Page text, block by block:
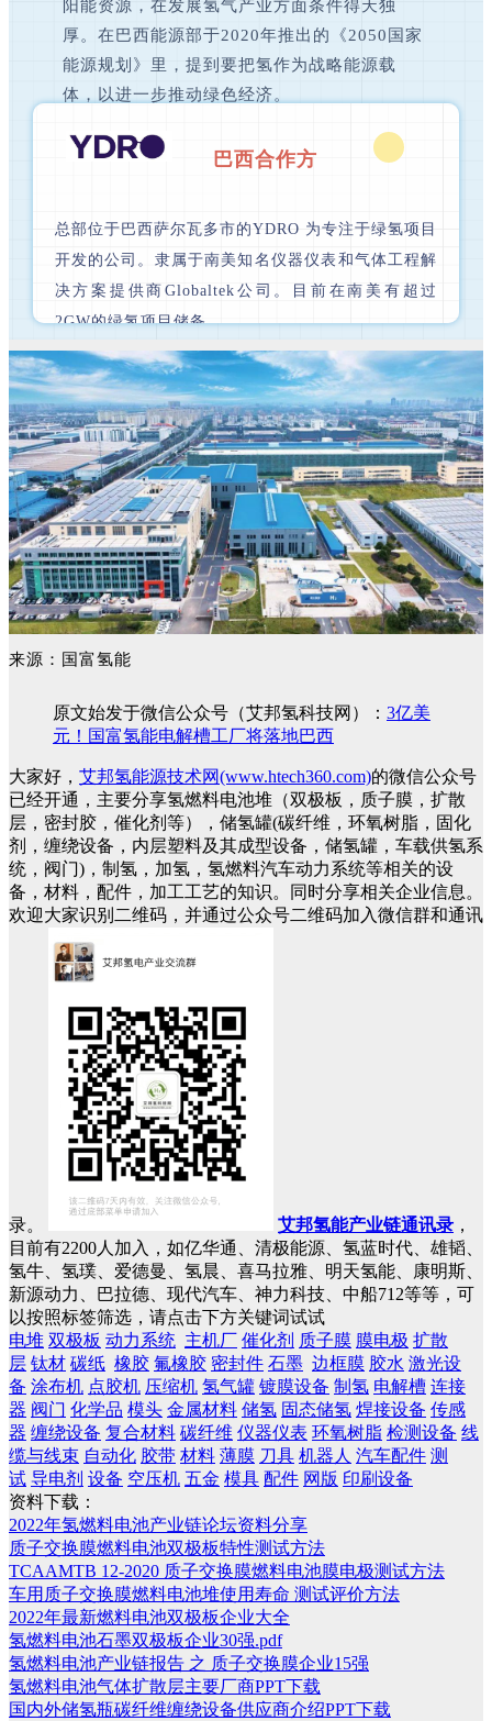
阳能资源，在发展氢气产业方面条件得天独
厚。在巴西能源部于2020年推出的《2050国家
能源规划》里，提到要把氢作为战略能源载
体，以进一步推动绿色经济。
巴西合作方
总部位于巴西萨尔瓦多市的YDRO 为专注于绿氢项目
开发的公司。隶属于南美知名仪器仪表和气体工程解
决方案提供商Globaltek公司。目前在南美有超过
2GW的绿氢项目储备。
来源：国富氢能
原文始发于微信公众号（艾邦氢科技网）： 3亿美
元！国富氢能电解槽工厂将落地巴西
大家好， 艾邦氢能源技术网(www.htech360.com)的微信公众号
已经开通，主要分享氢燃料电池堆（双极板，质子膜，扩散
层，密封胶，催化剂等），储氢罐(碳纤维，环氧树脂，固化
剂，缠绕设备，内层塑料及其成型设备，储氢罐，车载供氢系
统，阀门)，制氢，加氢，氢燃料汽车动力系统等相关的设
备，材料，配件，加工工艺的知识。同时分享相关企业信息。
欢迎大家识别二维码，并通过公众号二维码加入微信群和通讯
录。 艾邦氢能产业链通讯录 ，
目前有2200人加入，如亿华通、清极能源、氢蓝时代、雄韬、
氢牛、氢璞、爱德曼、氢晨、喜马拉雅、明天氢能、康明斯、
新源动力、巴拉德、现代汽车、神力科技、中船712等等，可
以按照标签筛选，请点击下方关键词试试
电堆 双极板 动力系统 主机厂 催化剂 质子膜 膜电极 扩散
层 钛材 碳纸 橡胶 氟橡胶 密封件 石墨 边框膜 胶水 激光设
备 涂布机 点胶机 压缩机 氢气罐 镀膜设备 制氢 电解槽 连接
器 阀门 化学品 模头 金属材料 储氢 固态储氢 焊接设备 传感
器 缠绕设备 复合材料 碳纤维 仪器仪表 环氧树脂 检测设备 线
缆与线束 自动化 胶带 材料 薄膜 刀具 机器人 汽车配件 测
试 导电剂 设备 空压机 五金 模具 配件 网版 印刷设备
资料下载：
2022年氢燃料电池产业链论坛资料分享
质子交换膜燃料电池双极板特性测试方法
TCAAMTB 12-2020 质子交换膜燃料电池膜电极测试方法
车用质子交换膜燃料电池堆使用寿命 测试评价方法
2022年最新燃料电池双极板企业大全
氢燃料电池石墨双极板企业30强.pdf
氢燃料电池产业链报告 之 质子交换膜企业15强
氢燃料电池气体扩散层主要厂商PPT下载
国内外储氢瓶碳纤维缠绕设备供应商介绍PPT下载